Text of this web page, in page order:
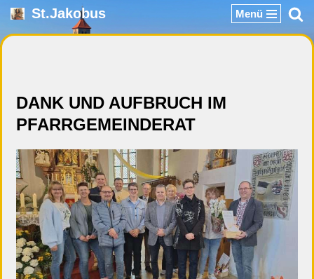
Zum
St.Jakobus Menü
DANK UND AUFBRUCH IM
PFARRGEMEINDERAT